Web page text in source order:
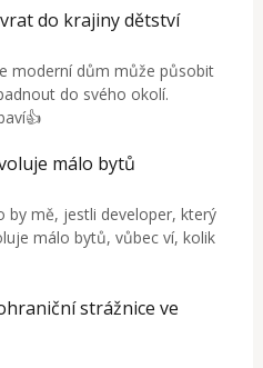
do krajiny dětství
moderní dům může působit
do svého okolí.
málo bytů
by mě, jestli developer, který
málo bytů, vůbec ví, kolik
strážnice ve